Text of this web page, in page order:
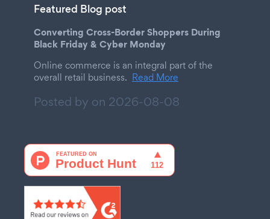
Featured Blog post
Converting Cross-Border Shoppers During
Black Friday & Cyber Monday
Online commerce is an integral part of the
overall retail business. Read More
Posted by on 2026-08-08